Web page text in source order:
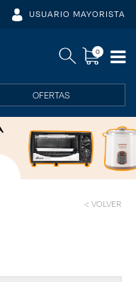
USUARIO MAYORISTA
0
OFERTAS
< VOLVER